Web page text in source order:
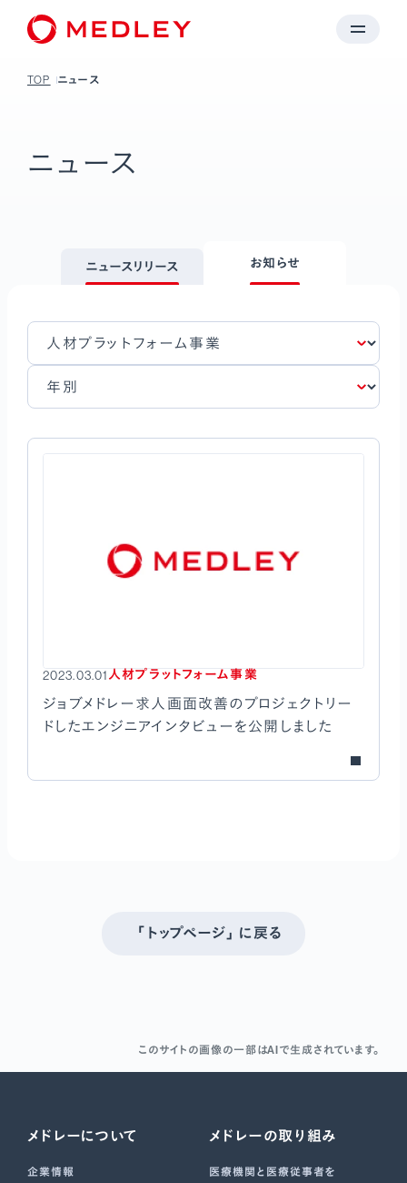
TOP ニュース
ニュース
ニュースリリース お知らせ
2023.03.01人材プラットフォーム事業
ジョブメドレー求人画面改善のプロジェクトリー
ドしたエンジニアインタビューを公開しました
「トップページ」 に戻る
このサイトの画像の一部はAIで生成されています。
メドレーについて
企業情報
メドレーの取り組み
医療機関と医療従事者を